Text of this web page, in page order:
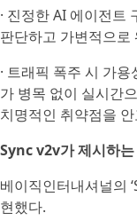
· 진정한 AI 에이전트
판단하고 가변적으
· 트래픽 폭주 시 가
가 병목 없이 실시간
치명적인 취약점을
Sync v2v가 제시하
베이직인터내셔널의
현했다.